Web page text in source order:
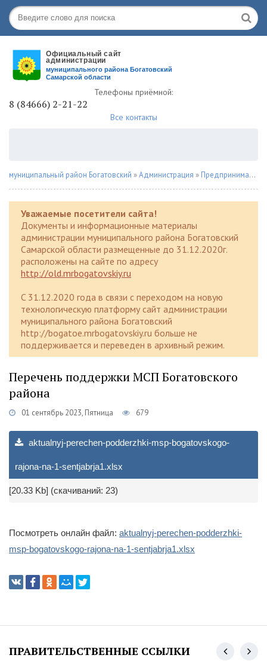
Телефоны приёмной:
8 (84666) 2-21-22
Все контакты
муниципальный район Богатовский »Администрация » Предпринимателю
Уважаемые посетители сайта!
Документы и информационные материалы
администрации муниципального района Богатовский
Самарской области размещенные до 31.12.2020г.
расположены на сайте по адресу
http://old.mrbogatovskiy.ru
C 31.12.2020 года в связи с переходом на новую
технологическую платформу сайт администрации
муниципального района Богатовский
http://bogatoe.mrbogatovskiy.ru больше не
поддерживается и переведен в архивный режим.
Перечень поддержки МСП Богатовского
района
01 сентябрь 2023, Пятница 679
aktualnyj-perechen-podderzhki-msp-bogatovskogo-
rajona-na-1-sentjabrja1.xlsx
[20.33 Kb] (cкачиваний: 23)
Посмотреть онлайн файл: aktualnyj-perechen-podderzhki-
msp-bogatovskogo-rajona-na-1-sentjabrja1.xlsx
ПРАВИТЕЛЬСТВЕННЫЕ ССЫЛКИ